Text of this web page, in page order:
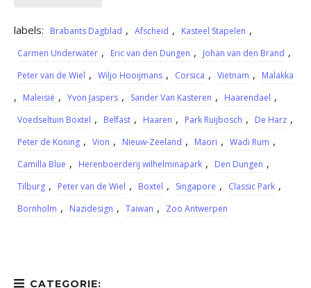
labels: Brabants Dagblad , Afscheid , Kasteel Stapelen ,
Carmen Underwater , Eric van den Dungen , Johan van den Brand ,
Peter van de Wiel , Wiljo Hooijmans , Corsica , Vietnam , Malakka
, Maleisië , Yvon Jaspers , Sander Van Kasteren , Haarendael ,
Voedseltuin Boxtel , Belfast , Haaren , Park Ruijbosch , De Harz ,
Peter de Koning , Vion , Nieuw-Zeeland , Maori , Wadi Rum ,
Camilla Blue , Herenboerderij wilhelminapark , Den Dungen ,
Tilburg , Peter van de Wiel , Boxtel , Singapore , Classic Park ,
Bornholm , Nazidesign , Taiwan , Zoo Antwerpen